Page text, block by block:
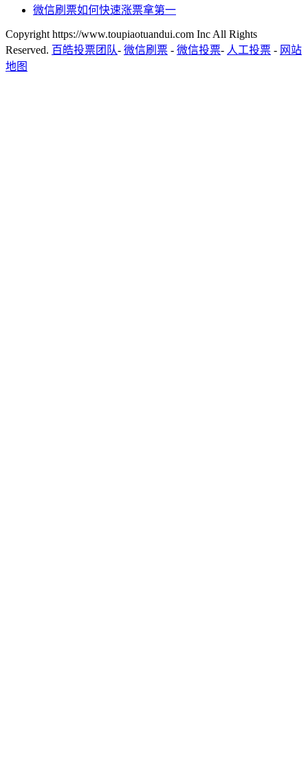
微信刷票如何快速涨票拿第一
Copyright https://www.toupiaotuandui.com Inc All Rights
Reserved. 百皓投票团队- 微信刷票 - 微信投票- 人工投票 - 网站
地图